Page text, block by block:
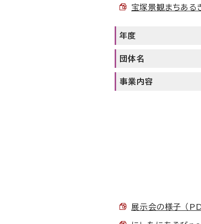
宝塚景観まちあ
年度
団体名
事業内容
展示会の様子 （